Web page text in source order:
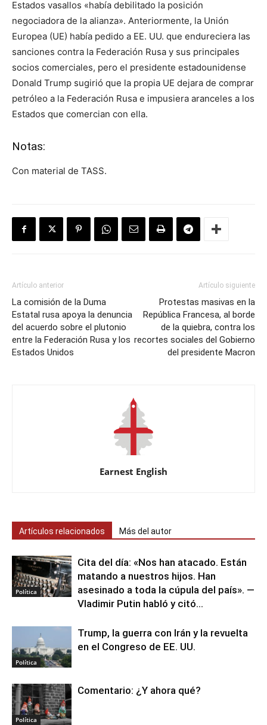
Estados vasallos «había debilitado la posición
negociadora de la alianza». Anteriormente, la Unión
Europea (UE) había pedido a EE. UU. que endureciera las
sanciones contra la Federación Rusa y sus principales
socios comerciales, pero el presidente estadounidense
Donald Trump sugirió que la propia UE dejara de comprar
petróleo a la Federación Rusa e impusiera aranceles a los
Estados que comercian con ella.
Notas:
Con material de TASS.
Artículo anterior
La comisión de la Duma
Estatal rusa apoya la denuncia
del acuerdo sobre el plutonio
entre la Federación Rusa y los
Estados Unidos
Artículo siguiente
Protestas masivas en la
República Francesa, al borde
de la quiebra, contra los
recortes sociales del Gobierno
del presidente Macron
Earnest English
Artículos relacionados Más del autor
Política
Cita del día: «Nos han atacado. Están
matando a nuestros hijos. Han
asesinado a toda la cúpula del país». —
Vladimir Putin habló y citó...
Política
Trump, la guerra con Irán y la revuelta
en el Congreso de EE. UU.
Política
Comentario: ¿Y ahora qué?